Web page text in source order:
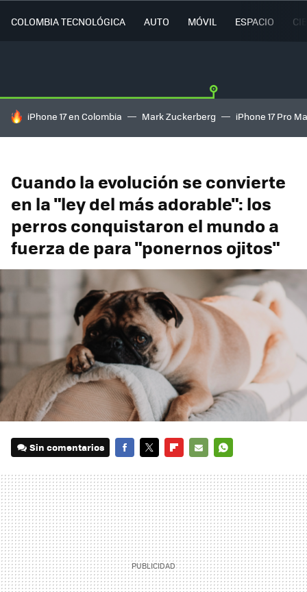
COLOMBIA TECNOLÓGICA AUTO MÓVIL ESPACIO
HOY SE HABLA DE
iPhone 17 en Colombia Mark Zuckerberg iPhone 17 Pro
Cuando la evolución se convierte
en la "ley del más adorable": los
perros conquistaron el mundo a
fuerza de para "ponernos ojitos"
Sin comentarios
MAIL